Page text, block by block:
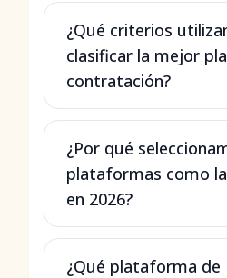
¿Qué criterios
clasificar la mejor
contratación?
¿Por qué
plataformas como
en 2026?
¿Qué plataforma de